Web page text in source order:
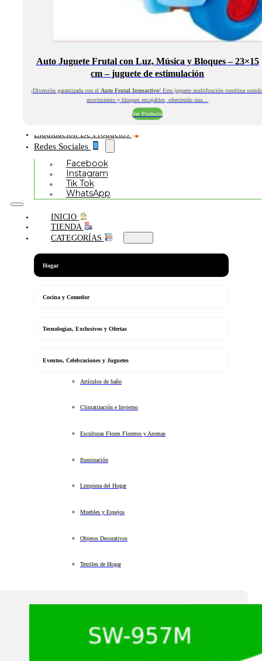
Auto Juguete Frutal con Luz, Música y Bloques – 23×15
cm – juguete de estimulación
¡Diversión garantizada con el Auto Frutal Interactivo! Este juguete multifunción combina
movimiento y bloques encajables, ofreciendo una…
Ver Producto
Liquidación De Productos
Redes Sociales
Facebook
Instagram
Tik Tok
WhatsApp
INICIO
TIENDA
CATEGORÍAS
Hogar
Cocina y Comedor
Tecnologias, Exclusivos y Ofertas
Eventos, Celebraciones y Juguetes
Artículos de baño
Climatización e Invierno
Esculturas Flores Floreros y Aromas
Iluminación
Limpieza del Hogar
Muebles y Espejos
Objetos Decorativos
Textiles de Hogar